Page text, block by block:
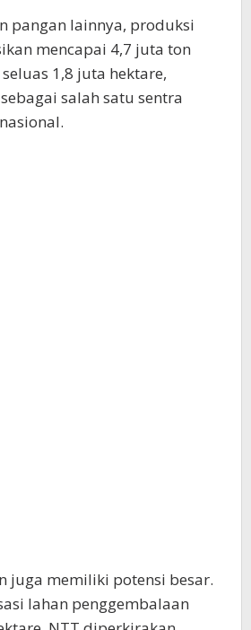
pangan lainnya, produksi
mencapai 4,7 juta ton
1,8 juta hektare,
salah satu sentra
juga memiliki potensi besar.
lahan penggembalaan